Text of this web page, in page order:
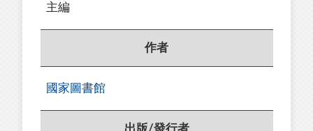
主編
作者
國家圖書館
出版/發行者